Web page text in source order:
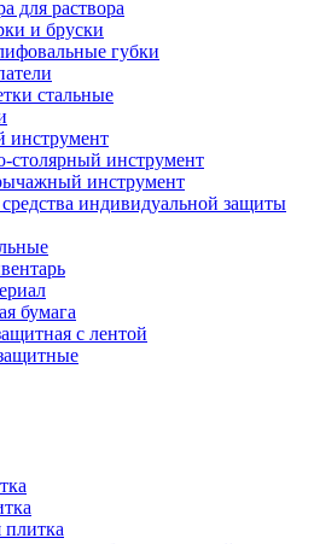
для раствора
и бруски
губки
стальные
инструмент
столярный инструмент
инструмент
индивидуальной защиты
бумага
с лентой